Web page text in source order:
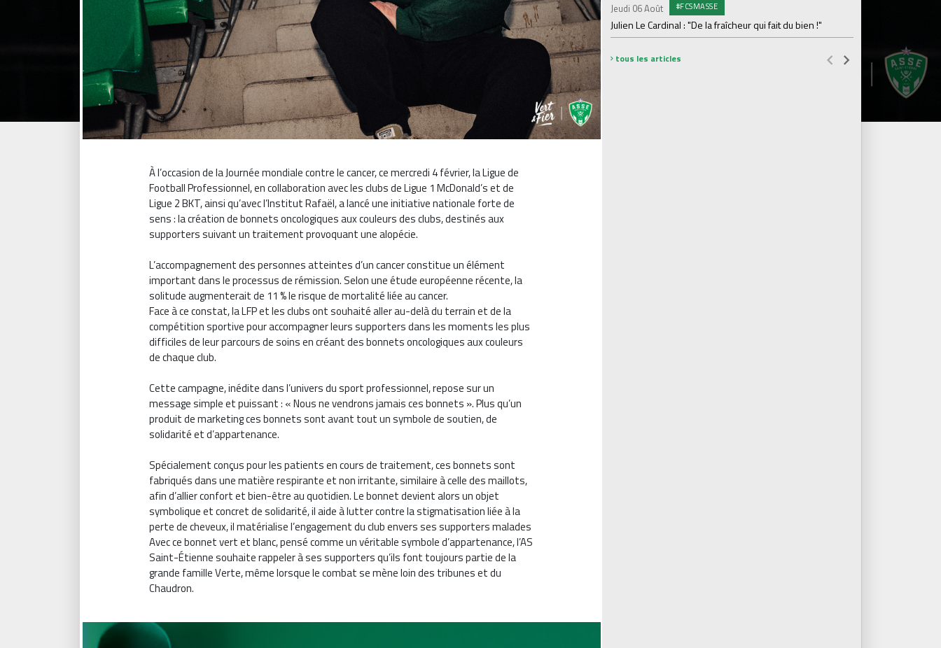
À l’occasion de la Journée mondiale contre le cancer, ce mercredi 4 février, la Ligue de
Football Professionnel, en collaboration avec les clubs de Ligue 1 McDonald’s et de
Ligue 2 BKT, ainsi qu’avec l’Institut Rafaël, a lancé une initiative nationale forte de
sens : la création de bonnets oncologiques aux couleurs des clubs, destinés aux
supporters suivant un traitement provoquant une alopécie.
L’accompagnement des personnes atteintes d’un cancer constitue un élément
important dans le processus de rémission. Selon une étude européenne récente, la
solitude augmenterait de 11 % le risque de mortalité liée au cancer.
Face à ce constat, la LFP et les clubs ont souhaité aller au-delà du terrain et de la
compétition sportive pour accompagner leurs supporters dans les moments les plus
difficiles de leur parcours de soins en créant des bonnets oncologiques aux couleurs
de chaque club.
Cette campagne, inédite dans l’univers du sport professionnel, repose sur un
message simple et puissant : « Nous ne vendrons jamais ces bonnets ». Plus qu’un
produit de marketing ces bonnets sont avant tout un symbole de soutien, de
solidarité et d’appartenance.
Spécialement conçus pour les patients en cours de traitement, ces bonnets sont
fabriqués dans une matière respirante et non irritante, similaire à celle des maillots,
afin d’allier confort et bien-être au quotidien. Le bonnet devient alors un objet
symbolique et concret de solidarité, il aide à lutter contre la stigmatisation liée à la
perte de cheveux, il matérialise l’engagement du club envers ses supporters malades
Avec ce bonnet vert et blanc, pensé comme un véritable symbole d’appartenance, l’AS
Saint-Étienne souhaite rappeler à ses supporters qu’ils font toujours partie de la
grande famille Verte, même lorsque le combat se mène loin des tribunes et du
Chaudron.
Jeudi 06 Août #FCSMASSE
Julien Le Cardinal : "De la fraîcheur qui fait du bien !"
tous les articles